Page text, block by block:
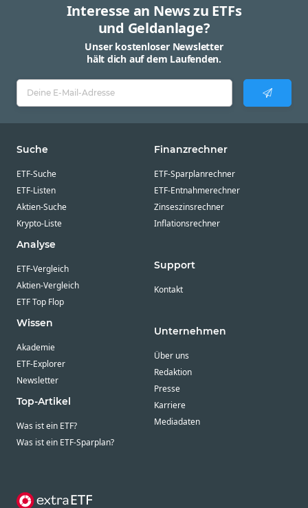
Interesse an News zu ETFs
und Geldanlage?
Unser kostenloser Newsletter
hält dich auf dem Laufenden.
Suche
ETF-Suche
ETF-Listen
Aktien-Suche
Krypto-Liste
Analyse
ETF-Vergleich
Aktien-Vergleich
ETF Top Flop
Wissen
Akademie
ETF-Explorer
Newsletter
Top-Artikel
Was ist ein ETF?
Was ist ein ETF-Sparplan?
Finanzrechner
ETF-Sparplanrechner
ETF-Entnahmerechner
Zinseszinsrechner
Inflationsrechner
Support
Kontakt
Unternehmen
Über uns
Redaktion
Presse
Karriere
Mediadaten